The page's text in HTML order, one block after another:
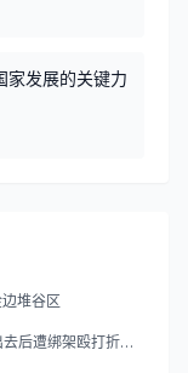
家发展的关键力
堆谷区
后遭绑架殴打折